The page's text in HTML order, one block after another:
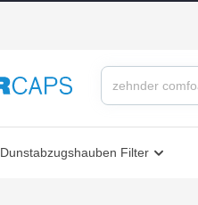
Dunstabzugshauben Filter